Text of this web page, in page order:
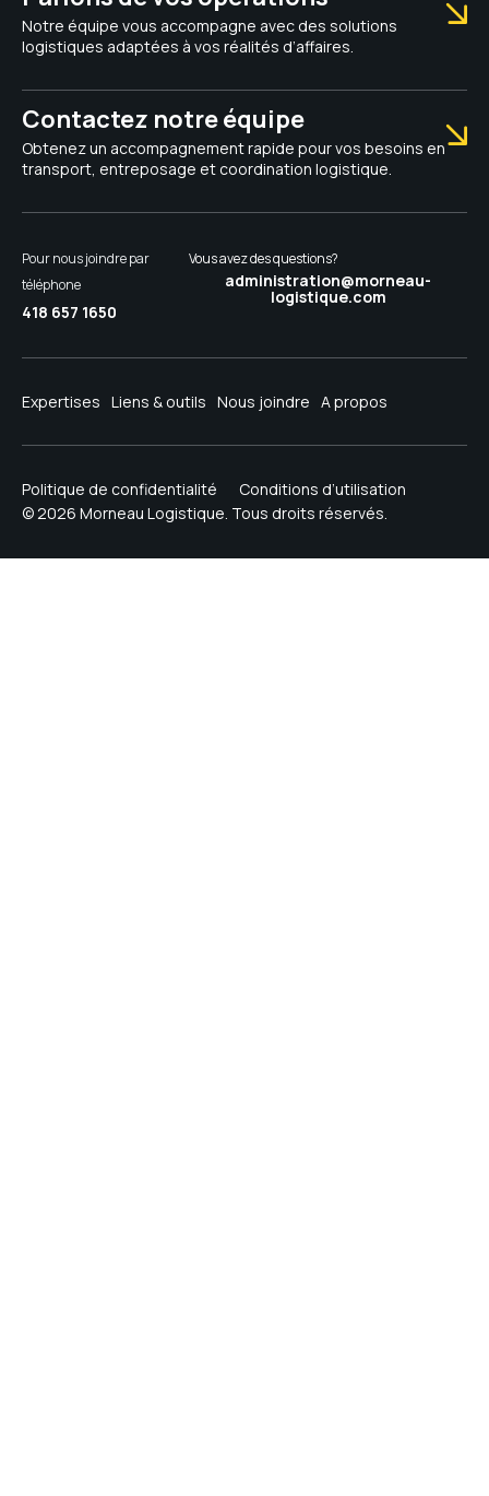
Notre équipe vous accompagne avec des solutions
logistiques adaptées à vos réalités d’affaires.
Contactez notre équipe
Obtenez un accompagnement rapide pour vos besoins en
transport, entreposage et coordination logistique.
Pour nous joindre par
téléphone
418 657 1650
Vous avez des questions?
administration@morneau-
logistique.com
Expertises Liens & outils Nous joindre A propos
© 2026 Morneau Logistique. Tous droits réservés.
Politique de confidentialité Conditions d’utilisation